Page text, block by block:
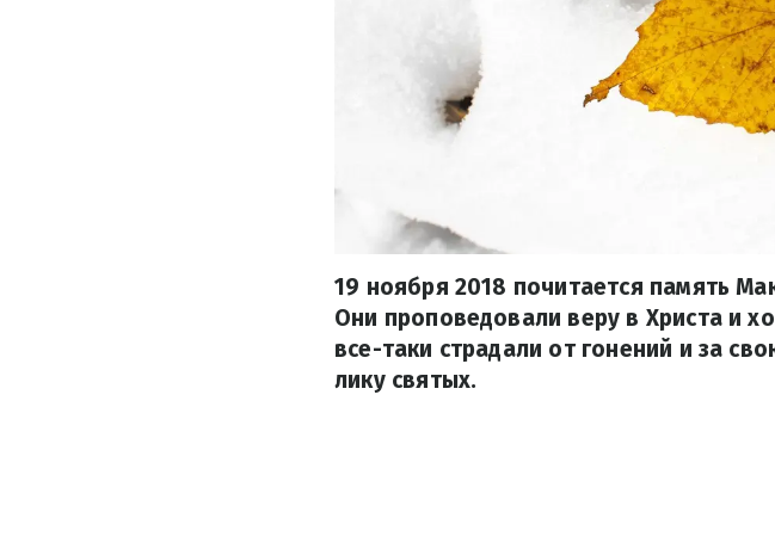
19 ноября 2018 почитается память
Они проповедовали веру в Христа и
все-таки страдали от гонений и за
лику святых.